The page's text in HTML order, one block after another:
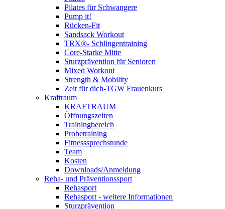
Pilates für Schwangere
Pump it!
Rücken-Fit
Sandsack Workout
TRX®- Schlingentraining
Core-Starke Mitte
Sturzprävention für Senioren
Mixed Workout
Strength & Mobility
Zeit für dich-TGW Frauenkurs
Kraftraum
KRAFTRAUM
Öffnungszeiten
Trainingbereich
Probetraining
Fitnesssprechstunde
Team
Kosten
Downloads/Anmeldung
Reha- und Präventionssport
Rehasport
Rehasport - weitere Informationen
Sturzprävention